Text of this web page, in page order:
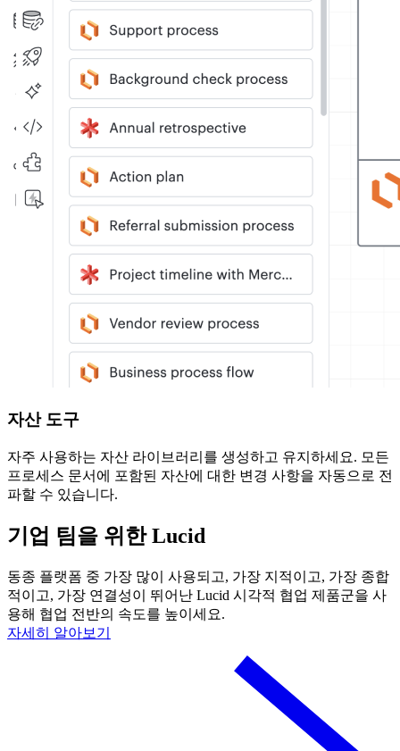
자산 도구
자주 사용하는 자산 라이브러리를 생성하고 유지하세요. 모든
프로세스 문서에 포함된 자산에 대한 변경 사항을 자동으로 전
파할 수 있습니다.
기업 팀을 위한 Lucid
동종 플랫폼 중 가장 많이 사용되고, 가장 지적이고, 가장 종합
적이고, 가장 연결성이 뛰어난 Lucid 시각적 협업 제품군을 사
용해 협업 전반의 속도를 높이세요.
자세히 알아보기